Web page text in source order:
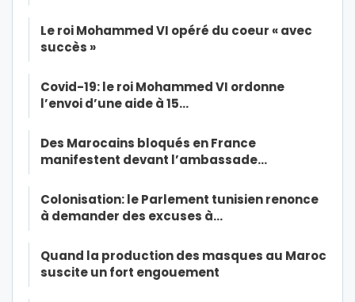
Le roi Mohammed VI opéré du coeur « avec
succès »
Covid-19: le roi Mohammed VI ordonne
l’envoi d’une aide à 15…
Des Marocains bloqués en France
manifestent devant l’ambassade…
Colonisation: le Parlement tunisien renonce
à demander des excuses à…
Quand la production des masques au Maroc
suscite un fort engouement